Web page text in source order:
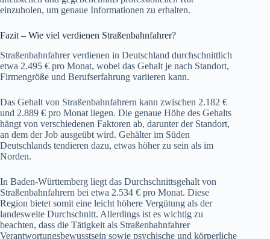
einzuholen, um genaue Informationen zu erhalten.
Fazit – Wie viel verdienen Straßenbahnfahrer?
Straßenbahnfahrer verdienen in Deutschland durchschnittlich
etwa 2.495 € pro Monat, wobei das Gehalt je nach Standort,
Firmengröße und Berufserfahrung variieren kann.
Das Gehalt von Straßenbahnfahrern kann zwischen 2.182 €
und 2.889 € pro Monat liegen. Die genaue Höhe des Gehalts
hängt von verschiedenen Faktoren ab, darunter der Standort,
an dem der Job ausgeübt wird. Gehälter im Süden
Deutschlands tendieren dazu, etwas höher zu sein als im
Norden.
In Baden-Württemberg liegt das Durchschnittsgehalt von
Straßenbahnfahrern bei etwa 2.534 € pro Monat. Diese
Region bietet somit eine leicht höhere Vergütung als der
landesweite Durchschnitt. Allerdings ist es wichtig zu
beachten, dass die Tätigkeit als Straßenbahnfahrer
Verantwortungsbewusstsein sowie psychische und körperliche